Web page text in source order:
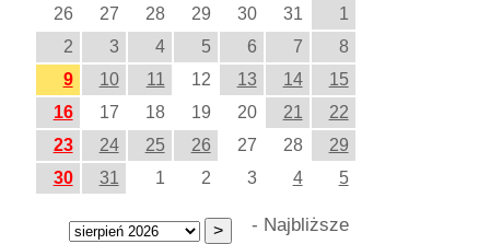
26
27 28 29 30 31
1
2
3 4 5 6 7
8
9
10 11 12 13 14
15
16
17 18 19 20 21
22
23
24 25 26 27 28
29
30
31 1 2 3 4 5
- Najbliższe